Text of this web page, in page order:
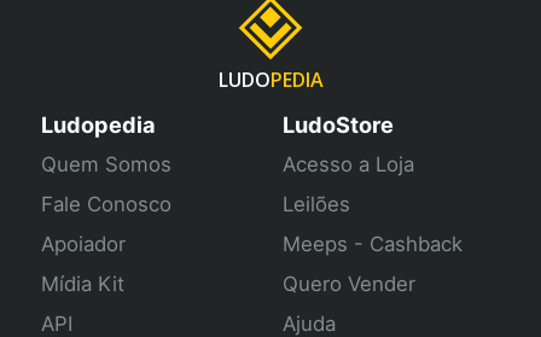
LUDOPEDIA
Ludopedia
Quem Somos
Fale Conosco
Apoiador
Mídia Kit
API
LudoStore
Acesso a Loja
Leilões
Meeps - Cashback
Quero Vender
Ajuda